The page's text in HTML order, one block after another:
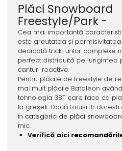
Plăci Snowboard
Freestyle/Park -
Cea mai importantă
este greutatea și
dedicată trick-urilor complexe
perfect distribuită pe lungimea
canturi reactive.
Pentru plăcile de freestyle de
mai mult plăcile Bataleon
tehnologia 3BT care face ca
la greșeli. Dacă totuși îți
în categoria de plăci
mic.
Verifică aici